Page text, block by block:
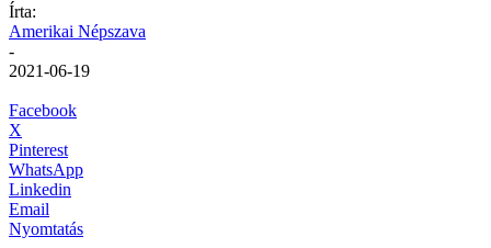
Írta:
Amerikai Népszava
-
2021-06-19
Facebook
X
Pinterest
WhatsApp
Linkedin
Email
Nyomtatás